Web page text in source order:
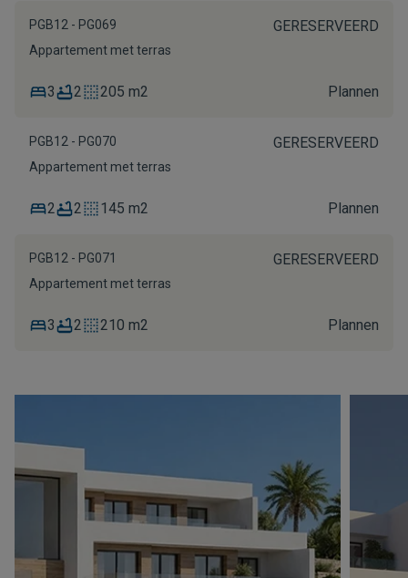
PGB12 - PG069 GERESERVEERD
Appartement met terras
3 2 205 m2 Plannen
PGB12 - PG070 GERESERVEERD
Appartement met terras
2 2 145 m2 Plannen
PGB12 - PG071 GERESERVEERD
Appartement met terras
3 2 210 m2 Plannen